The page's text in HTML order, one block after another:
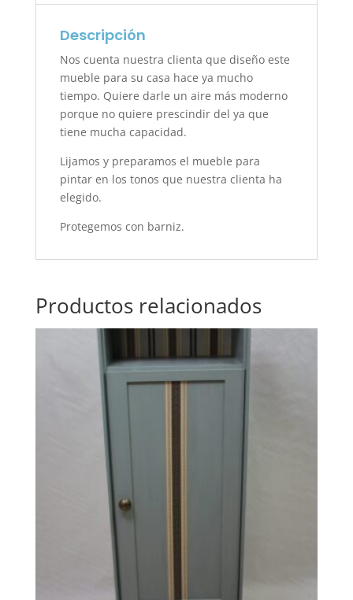
Descripción
Nos cuenta nuestra clienta que diseño este
mueble para su casa hace ya mucho
tiempo. Quiere darle un aire más moderno
porque no quiere prescindir del ya que
tiene mucha capacidad.
Lijamos y preparamos el mueble para
pintar en los tonos que nuestra clienta ha
elegido.
Protegemos con barniz.
Productos relacionados